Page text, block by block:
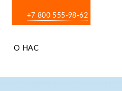
+7 800 555-98-62
О НАС